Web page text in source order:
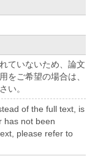
ていないため、論文
をご希望の場合は、
い。
of the full text, is
has not been
please refer to